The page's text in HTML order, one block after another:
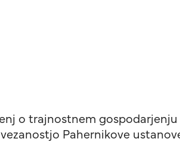
o trajnostnem gospodarjenju
Pahernikove